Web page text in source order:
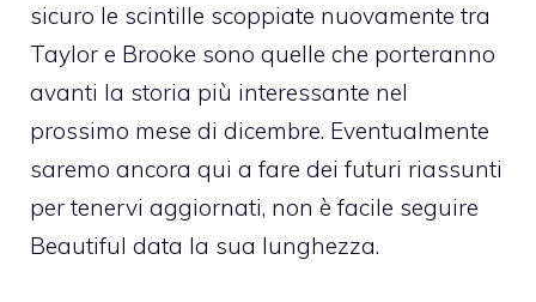
sicuro le scintille scoppiate nuovamente tra
Taylor e Brooke sono quelle che porteranno
avanti la storia più interessante nel
prossimo mese di dicembre. Eventualmente
saremo ancora qui a fare dei futuri riassunti
per tenervi aggiornati, non è facile seguire
Beautiful data la sua lunghezza.